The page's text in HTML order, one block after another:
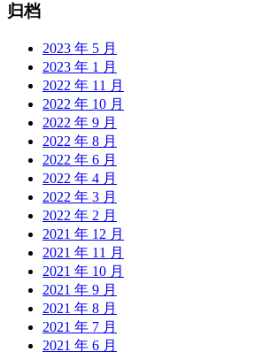
归档
2023 年 5 月
2023 年 1 月
2022 年 11 月
2022 年 10 月
2022 年 9 月
2022 年 8 月
2022 年 6 月
2022 年 4 月
2022 年 3 月
2022 年 2 月
2021 年 12 月
2021 年 11 月
2021 年 10 月
2021 年 9 月
2021 年 8 月
2021 年 7 月
2021 年 6 月